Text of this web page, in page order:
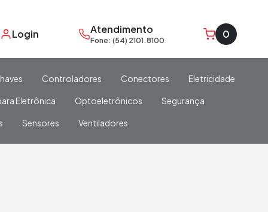
Login Atendimento
Fone: (54) 2101.8100 0
Controladores Conectores Eletricidade
Eletrônica Optoeletrônicos Segurança
Sensores Ventiladores